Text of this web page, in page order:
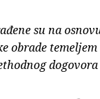
su na
obrade